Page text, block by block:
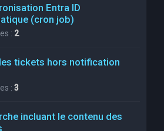
Entra ID
(cron job)
: 2
tickets hors notification
: 3
incluant le contenu des